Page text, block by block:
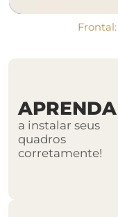
Frontal:
APRENDA
a instalar seus
quadros
corretamente!